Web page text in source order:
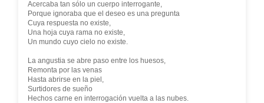
Acercaba tan sólo un cuerpo interrogante,
Porque ignoraba que el deseo es una pregunta
Cuya respuesta no existe,
Una hoja cuya rama no existe,
Un mundo cuyo cielo no existe.
La angustia se abre paso entre los huesos,
Remonta por las venas
Hasta abrirse en la piel,
Surtidores de sueño
Hechos carne en interrogación vuelta a las nubes.